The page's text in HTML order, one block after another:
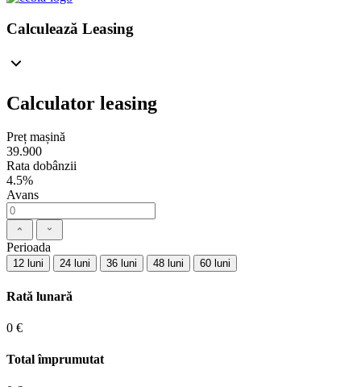
Calculează Leasing
Calculator leasing
Preț mașină
39.900
Rata dobânzii
4.5%
Avans
Perioada
12 luni 24 luni 36 luni 48 luni 60 luni
Rată lunară
0 €
Total împrumutat